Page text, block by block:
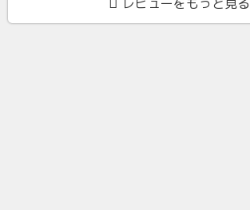
レビューをもっと見る